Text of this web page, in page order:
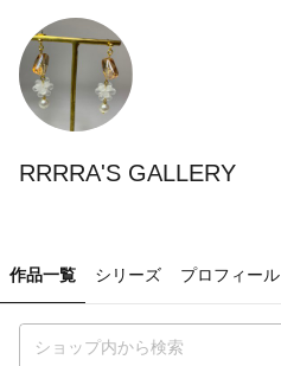
RRRRA'S GALLERY
作品一覧 シリーズ プロフィール